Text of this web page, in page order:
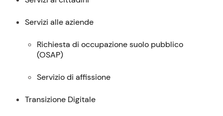
contatti
servizi
Servizi alle aziende
Richiesta di occupazione suolo pubblico
(OSAP)
Servizio di affissione
Transizione Digitale